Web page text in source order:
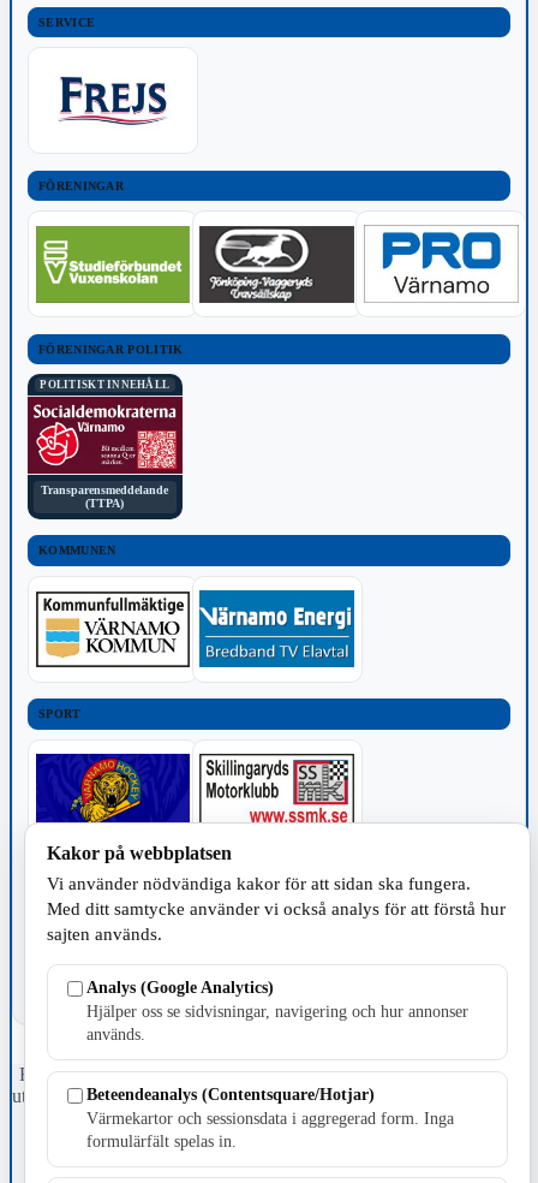
SERVICE
FÖRENINGAR
FÖRENINGAR POLITIK
POLITISKT INNEHÅLL
Transparensmeddelande
(TTPA)
KOMMUNEN
SPORT
TILLVERKNING
Fristående webbtidningsföretag grundat 1991 som sedan 2002 ger
ut tidningen Skillingaryd.nu och 2010 lanserades Värnamo.nu. Från
april 2026 omfattar Skillingaryd.nu tre kommuner: Gnosjö,
Värnamo och Vaggeryds kommun.
Kakor på webbplatsen
Vi använder nödvändiga kakor för att sidan ska fungera.
Med ditt samtycke använder vi också analys för att förstå hur
sajten används.
Analys (Google Analytics)
Hjälper oss se sidvisningar, navigering och hur annonser
används.
Beteendeanalys (Contentsquare/Hotjar)
Värmekartor och sessionsdata i aggregerad form. Inga
formulärfält spelas in.